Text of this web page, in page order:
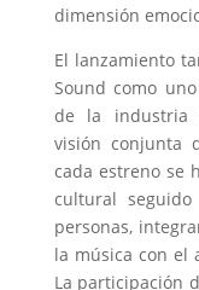
dimensión
El lanzamiento
Sound como
de la industria
visión conjunta
cada estreno se
cultural
personas,
la música con el
La participación